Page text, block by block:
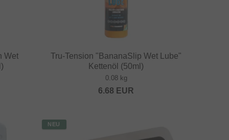
Wet
Tru-Tension "BananaSlip Wet Lube"
Kettenöl (50ml)
0.08 kg
6.68 EUR
NEU